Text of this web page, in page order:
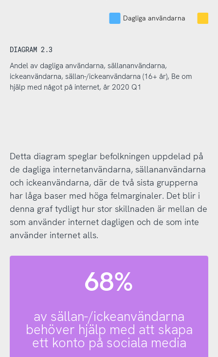
Dagliga användarna
DIAGRAM 2.3
Andel av dagliga användarna, sällananvändarna,
ickeanvändarna, sällan-/ickeanvändarna (16+ år), Be om
hjälp med något på internet, år 2020 Q1
Detta diagram speglar befolkningen uppdelad på
de dagliga internetanvändarna, sällananvändarna
och ickeanvändarna, där de två sista grupperna
har låga baser med höga felmarginaler. Det blir i
denna graf tydligt hur stor skillnaden är mellan de
som använder internet dagligen och de som inte
använder internet alls.
68%
av sällan-/ickeanvändarna
behöver hjälp med att skapa
ett konto på sociala media